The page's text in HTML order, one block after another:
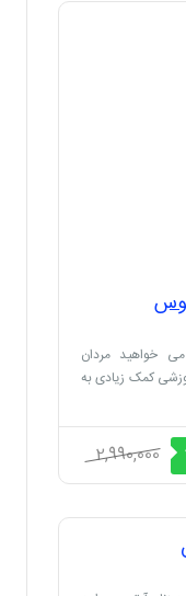
خواهید مردان
کمک زیادی به
2,990,000
ریال
قیمت
فعلی
1,680,000 ریال